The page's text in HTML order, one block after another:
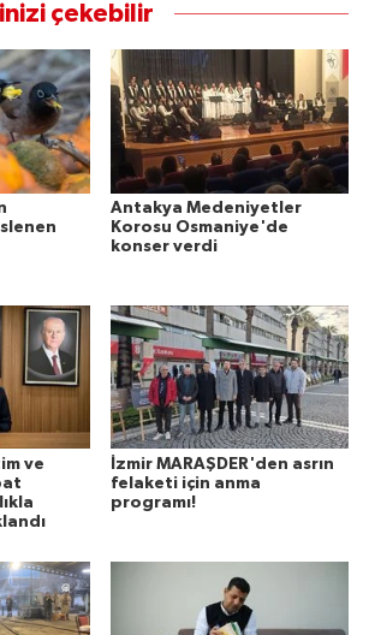
çekebilir
Antakya Medeniyetler
Korosu Osmaniye'de
konser verdi
ve
İzmir MARAŞDER'den asrın
felaketi için anma
programı!